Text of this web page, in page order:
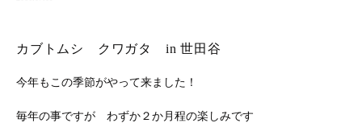
カブトムシ クワガタ in 世田谷
今年もこの季節がやって来ました！
毎年の事ですが わずか２か月程の楽しみです